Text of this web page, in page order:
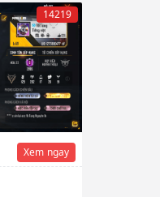
14219
Xem ngay